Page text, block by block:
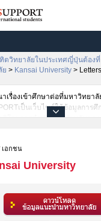
วิทยาลัยในประเทศญี่ปุ่นต้องที่
ย > Kansai University > Letters
เรื่องเข้าศึกษาต่อที่มหาวิทยาลั
เป็นเว็บไซต์ให้ข้อมูลการ
โดยการดำเนินงานร่วมกันของ
Preparatory Course (Bekka)
หรือคณะBusiness and
Policy StudiesหรือคณะHealth
หรือคณะEnvironmental
Materials and
ข้อมูลการศึกษาต่อเกี่ยวกับ
เอกชน
University